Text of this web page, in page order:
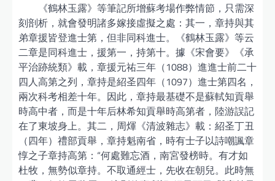
《鶴林玉露》等筆記所增蘇考場作弊情節，只需深
刻剖析，就會發明諸多嫁接虛擬之處：其一，章持與其
弟章援皆登進士第，但非同科進士。《鶴林玉露》等云
二章是同科進士，援第一，持第十。據《宋會要》《承
平治跡統類》載，章援元祐三年（1088）進進士前二十
四人高第之列，章持是紹圣四年（1097）進士第四名，
兩次科考相差十年。因此，章持最基礎不是蘇軾知貢舉
時高中者，而是十年后林希知貢舉時高第者，陸游誤記
在了東坡身上。其二，周煇《清波雜志》載：紹圣丁丑
（四年）禮部貢舉，章持魁南省，時有士子以詩嘲諷章
惇之子章持高第：“何處難忘酒，南宮發榜時。有才如
杜牧，無勢似章持。不取通經士，先收在朝兒。此時無